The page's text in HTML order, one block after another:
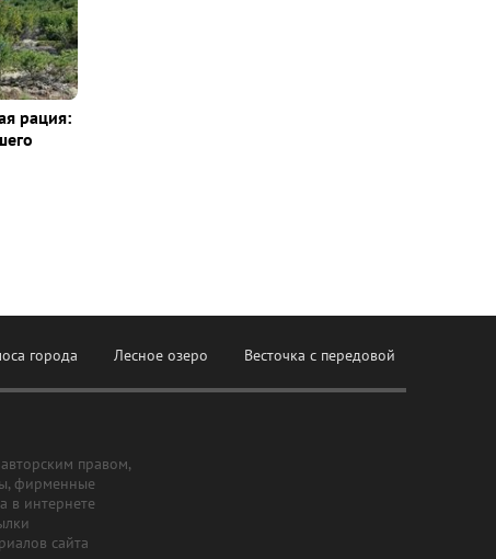
рация:
города Лесное озеро Весточка с передовой
правом,
фирменные
в интернете
сайта